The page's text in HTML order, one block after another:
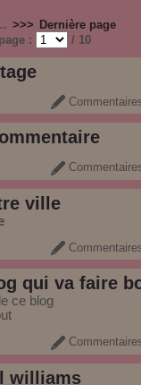
>>> Dernière page
:
/ 10
ville
qui va faire
ce blog
williams